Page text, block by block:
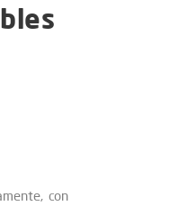
con